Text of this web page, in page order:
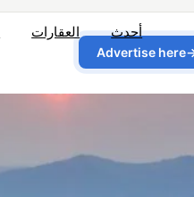
أحدث العقارات